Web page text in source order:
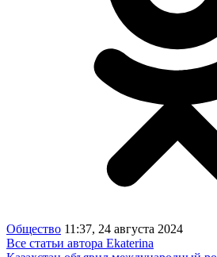
Общество 11:37, 24 августа 2024
Все статьи автора Ekaterina